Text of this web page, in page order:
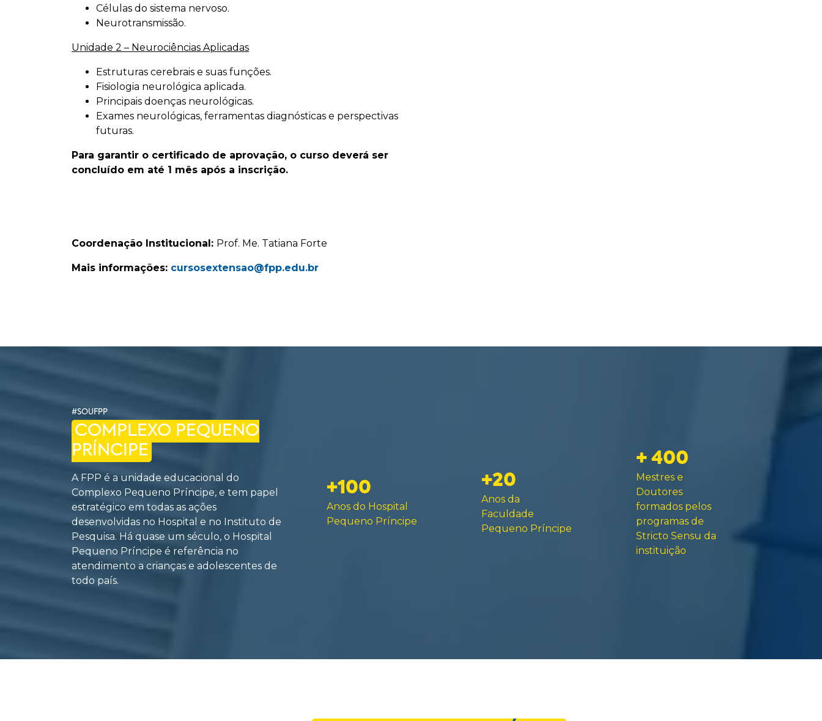
Células do sistema nervoso.
Neurotransmissão.
Unidade 2 – Neurociências Aplicadas
Estruturas cerebrais e suas funções.
Fisiologia neurológica aplicada.
Principais doenças neurológicas.
Exames neurológicas, ferramentas diagnósticas e perspectivas
futuras.
Para garantir o certificado de aprovação, o curso deverá ser
concluído em até 1 mês após a inscrição.
Coordenação Institucional: Prof. Me. Tatiana Forte
Mais informações: cursosextensao@fpp.edu.br
#SOUFPP
COMPLEXO PEQUENO
PRÍNCIPE
A FPP é a unidade educacional do
Complexo Pequeno Príncipe, e tem papel
estratégico em todas as ações
desenvolvidas no Hospital e no Instituto de
Pesquisa. Há quase um século, o Hospital
Pequeno Príncipe é referência no
atendimento a crianças e adolescentes de
todo país.
+100
Anos do Hospital
Pequeno Príncipe
+20
Anos da
Faculdade
Pequeno Príncipe
+ 400
Mestres e
Doutores
formados pelos
programas de
Stricto Sensu da
instituição